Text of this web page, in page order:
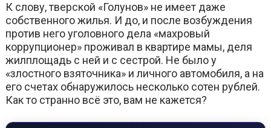
К слову, тверской «Голунов» не имеет даже
собственного жилья. И до, и после возбуждения
против него уголовного дела «махровый
коррупционер» проживал в квартире мамы, деля
жилплощадь с ней и с сестрой. Не было у
«злостного взяточника» и личного автомобиля, а на
его счетах обнаружилось несколько сотен рублей.
Как то странно всё это, вам не кажется?